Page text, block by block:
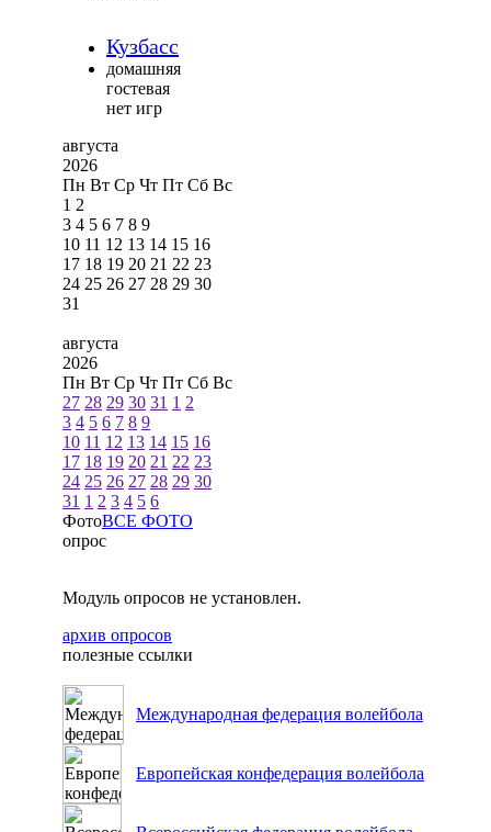
Кузбасс
домашняя
гостевая
нет игр
августа
2026
Пн Вт Ср Чт Пт Сб Вс
1 2
3 4 5 6 7 8 9
10 11 12 13 14 15 16
17 18 19 20 21 22 23
24 25 26 27 28 29 30
31
августа
2026
Пн Вт Ср Чт Пт Сб Вс
27 28 29 30 31 1 2
3 4 5 6 7 8 9
10 11 12 13 14 15 16
17 18 19 20 21 22 23
24 25 26 27 28 29 30
31 1 2 3 4 5 6
ФотоВСЕ ФОТО
опрос
Модуль опросов не установлен.
архив опросов
полезные ссылки
Международная федерация волейбола
Европейская конфедерация волейбола